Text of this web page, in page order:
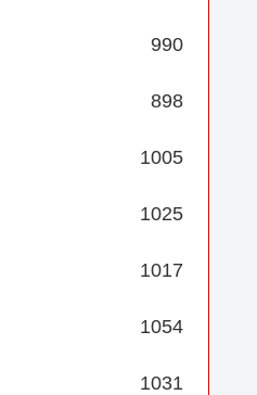
990
898
1005
1025
1017
1054
1031